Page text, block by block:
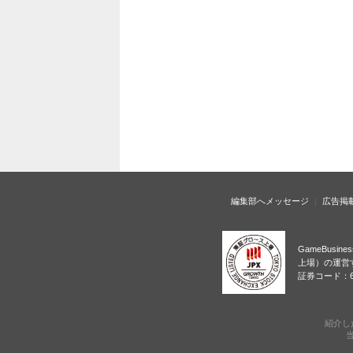
編集部へメッセージ 広告掲
上場）の運
証券コード：
紹介し